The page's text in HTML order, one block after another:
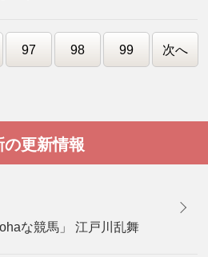
97 98 99 次へ
の更新情報
な競馬」 江戸川乱舞